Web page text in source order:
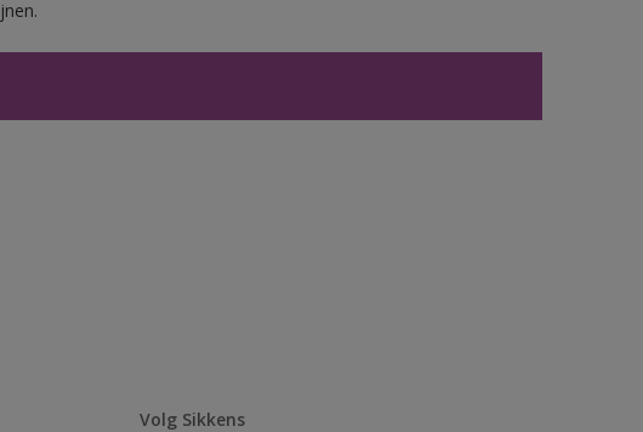
Volg Sikkens